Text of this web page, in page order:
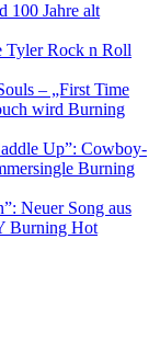
100 Jahre alt
Tyler Rock n Roll
– „First Time
wird Burning
Up”: Cowboy-
Burning
Neuer Song aus
Burning Hot